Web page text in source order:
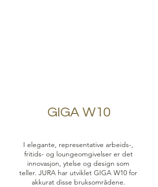
GIGA W10
I elegante, representative arbeids-,
fritids- og loungeomgivelser er det
innovasjon, ytelse og design som
teller. JURA har utviklet GIGA W10 for
akkurat disse bruksområdene.